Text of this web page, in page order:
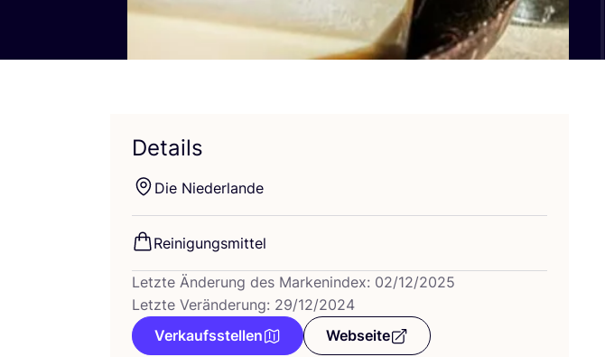
Details
Die Nie­der­lan­de
Rei­ni­gungs­mit­tel
Letzte Änderung des Markenindex: 02/12/2025
Letzte Veränderung: 29/12/2024
Verkaufsstellen
Webseite